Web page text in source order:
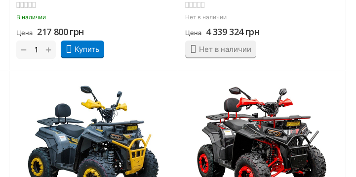
В наличии
Цена 217 800 грн
Купить
+
−
Нет в наличии
Цена 4 339 324 грн
Нет в наличии